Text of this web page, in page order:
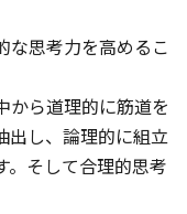
な思考力を高めるこ
から道理的に筋道を
出し、論理的に組立
。そして合理的思考